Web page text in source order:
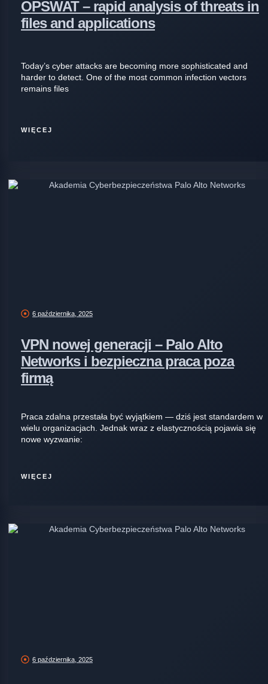
OPSWAT – rapid analysis of threats in
files and applications
Today’s cyber attacks are becoming more sophisticated and
harder to detect. One of the most common infection vectors
remains files
WIĘCEJ
6 października, 2025
VPN nowej generacji – Palo Alto
Networks i bezpieczna praca poza
firmą
Praca zdalna przestała być wyjątkiem — dziś jest standardem w
wielu organizacjach. Jednak wraz z elastycznością pojawia się
nowe wyzwanie:
WIĘCEJ
6 października, 2025